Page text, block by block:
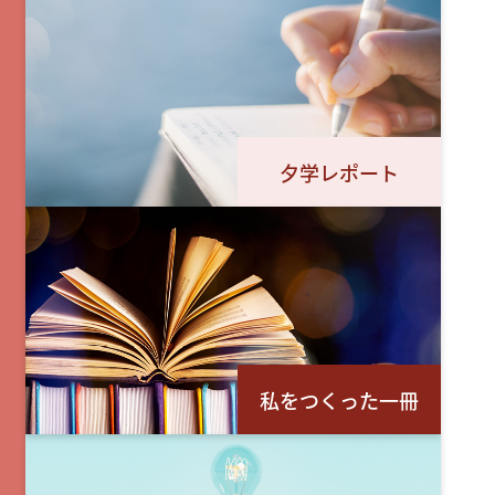
夕学レポート
私をつくった一冊